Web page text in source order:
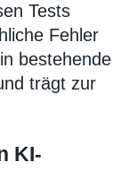
Tests
Fehler
bestehende
trägt zur
KI-